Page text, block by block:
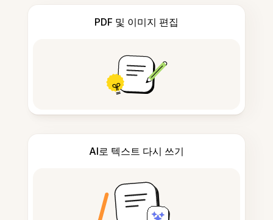
PDF 및 이미지 편집
AI로 텍스트 다시 쓰기